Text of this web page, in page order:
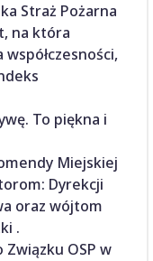
Straż Pożarna
na która
To piękna i
Miejskiej
Dyrekcji
oraz wójtom
.
OSP w